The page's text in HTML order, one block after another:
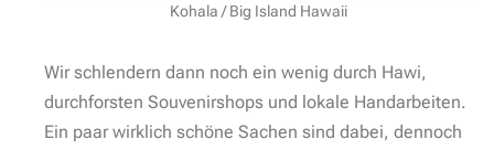
Kohala / Big Island Hawaii
Wir schlendern dann noch ein wenig durch Hawi,
durchforsten Souvenirshops und lokale Handarbeiten.
Ein paar wirklich schöne Sachen sind dabei, dennoch